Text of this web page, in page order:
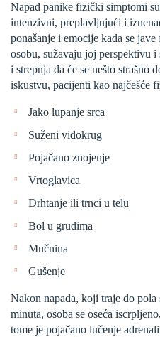
Napad panike fizički simptomi
intenzivni, preplavljujući i
ponašanje i emocije kada se
osobu, sužavaju joj perspektivu i
i strepnja da će se nešto strašno
iskustvu, pacijenti kao najčešće
Jako lupanje srca
Suženi vidokrug
Pojačano znojenje
Vrtoglavica
Drhtanje ili trnci u telu
Bol u grudima
Mučnina
Gušenje
Nakon napada, koji traje do pola
minuta, osoba se oseća
tome je pojačano lučenje